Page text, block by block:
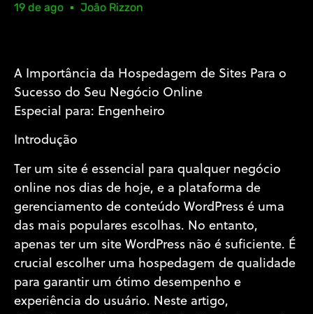
19 de ago João Rizzon
A Importância da Hospedagem de Sites Para o
Sucesso do Seu Negócio Online
Especial para: Engenheiro
Introdução
Ter um site é essencial para qualquer negócio
online nos dias de hoje, e a plataforma de
gerenciamento de conteúdo WordPress é uma
das mais populares escolhas. No entanto,
apenas ter um site WordPress não é suficiente. É
crucial escolher uma hospedagem de qualidade
para garantir um ótimo desempenho e
experiência do usuário. Neste artigo,